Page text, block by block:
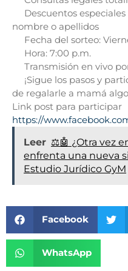
Descuentos
nombre o apellidos
Fecha del sorteo:
Hora: 7:00 p.m.
Transmisión en vivo
¡Sigue los pasos y
de regalarle a mamá
Link post para participar
https://
Leer ⚖️🤖 ¿Otra vez
enfrenta una nueva
Estudio Jurídico GyM
Facebook
WhatsApp